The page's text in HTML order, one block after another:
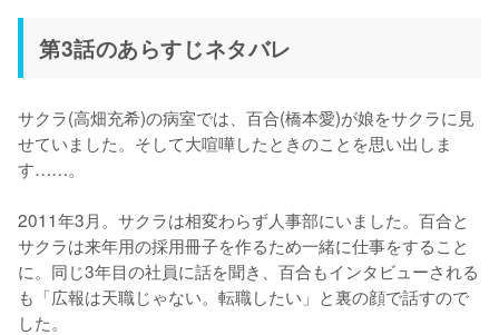
第3話のあらすじネタバレ
サクラ(高畑充希)の病室では、百合(橋本愛)が娘をサクラに見
せていました。そして大喧嘩したときのことを思い出しま
す……。
2011年3月。サクラは相変わらず人事部にいました。百合と
サクラは来年用の採用冊子を作るため一緒に仕事をすること
に。同じ3年目の社員に話を聞き、百合もインタビューされる
も「広報は天職じゃない。転職したい」と裏の顔で話すので
した。